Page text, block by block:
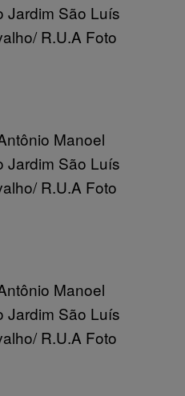
Jardim São Luís
R.U.A Foto
Manoel
Jardim São Luís
R.U.A Foto
Manoel
Jardim São Luís
R.U.A Foto